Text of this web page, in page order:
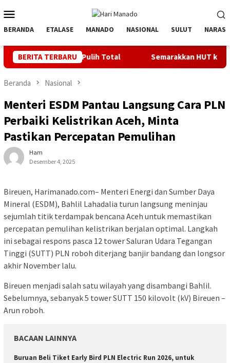
ke
kontenMobile
BERANDA ETALASE MANADO NASIONAL SULUT NARASI
BERITA TERBARU
Pulih Total Semarakkan HUT ke 81 RI, PLN Dorong
Beranda Nasional
Menteri ESDM Pantau Langsung Cara PLN
Perbaiki Kelistrikan Aceh, Minta
Pastikan Percepatan Pemulihan
Ham
Desember 4, 2025
Bireuen, Harimanado.com– Menteri Energi dan Sumber Daya
Mineral (ESDM), Bahlil Lahadalia turun langsung meninjau
sejumlah titik terdampak bencana Aceh untuk memastikan
percepatan pemulihan kelistrikan berjalan optimal. Langkah
ini sebagai respons pasca 12 tower Saluran Udara Tegangan
Tinggi (SUTT) PLN roboh diterjang banjir bandang dan longsor
akhir November lalu.
Bireuen menjadi salah satu wilayah yang disambangi Bahlil.
Sebelumnya, sebanyak 5 tower SUTT 150 kilovolt (kV) Bireuen –
Arun roboh.
BACAAN LAINNYA
Buruan Beli Tiket Early Bird PLN Electric Run 2026, untuk